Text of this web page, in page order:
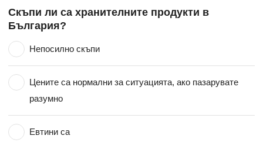
Скъпи ли са хранителните продукти в
България?
Непосилно скъпи
Цените са нормални за ситуацията, ако пазарувате
разумно
Евтини са